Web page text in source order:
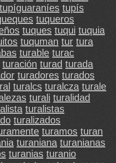
tupíguaraníes tupís
tuqueros
tuques tuqui tuquia
tuquman tur tura
turable turac
turación turad turada
turadores turados
turalcs turalcza turale
turali turalidad
turalistas
turalizados
turamos turan
turaniana turanianas
turanias turanio